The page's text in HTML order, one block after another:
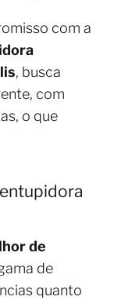
com a
, busca
com
o que
de
de
quanto